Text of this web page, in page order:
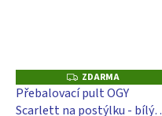
Z
D
A
R
ZDARMA
Přebalovací pult OGY
Scarlett na postýlku - bílý -